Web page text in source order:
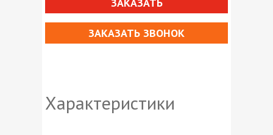
ЗАКАЗАТЬ ЗВОНОК
Характеристики